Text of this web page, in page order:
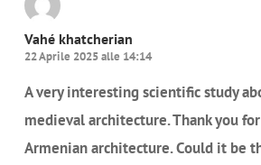
Vahé khatcherian
22 Aprile 2025 alle 14:14
A very interesting scientific study
medieval architecture. Thank you
Armenian architecture. Could it be